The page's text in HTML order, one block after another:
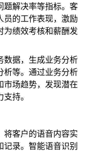
题解决率等指标。客
员的工作表现，激励
为绩效考核和薪酬发
数据，生成业务分析
析等。通过业务分析
市场趋势，发现潜在
持。
将客户的语音内容实
录。智能语音识别